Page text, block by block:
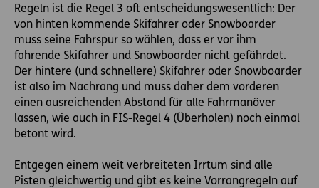
Regeln ist die Regel 3 oft entscheidungswesentlich: Der
von hinten kommende Skifahrer oder Snowboarder
muss seine Fahrspur so wählen, dass er vor ihm
fahrende Skifahrer und Snowboarder nicht gefährdet.
Der hintere (und schnellere) Skifahrer oder Snowboarder
ist also im Nachrang und muss daher dem vorderen
einen ausreichenden Abstand für alle Fahrmanöver
lassen, wie auch in FIS-Regel 4 (Überholen) noch einmal
betont wird.
Entgegen einem weit verbreiteten Irrtum sind alle
Pisten gleichwertig und gibt es keine Vorrangregeln auf